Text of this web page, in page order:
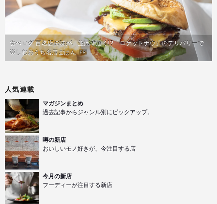
食べログ 百名店の味が、並ばず届く!?「ロケットナウ」のデリバリーで
楽しむおうち名店ごはん PR
人気連載
マガジンまとめ
過去記事からジャンル別にピックアップ。
噂の新店
おいしいモノ好きが、今注目する店
今月の新店
フーディーが注目する新店